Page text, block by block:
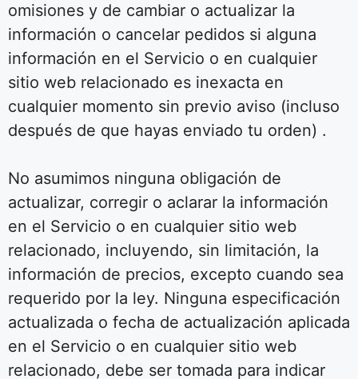
omisiones y de cambiar o actualizar la
información o cancelar pedidos si alguna
información en el Servicio o en cualquier
sitio web relacionado es inexacta en
cualquier momento sin previo aviso (incluso
después de que hayas enviado tu orden) .
No asumimos ninguna obligación de
actualizar, corregir o aclarar la información
en el Servicio o en cualquier sitio web
relacionado, incluyendo, sin limitación, la
información de precios, excepto cuando sea
requerido por la ley. Ninguna especificación
actualizada o fecha de actualización aplicada
en el Servicio o en cualquier sitio web
relacionado, debe ser tomada para indicar